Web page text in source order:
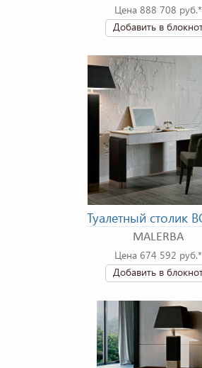
Цена 888 708 руб.*
Добавить в
Туалетный столик
MALERBA
Цена 674 592 руб.*
Добавить в